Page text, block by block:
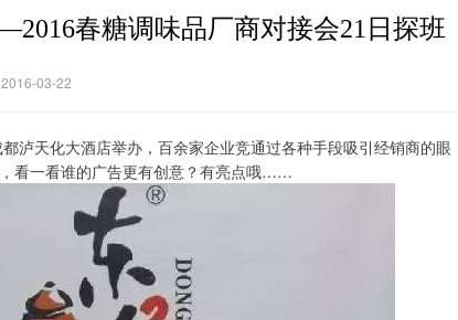
春糖调味品厂商对接会21日探班
03-22
泸天化大酒店举办，百余家企业竞通过各种手段吸引经销商的眼
看一看谁的广告更有创意？有亮点哦……